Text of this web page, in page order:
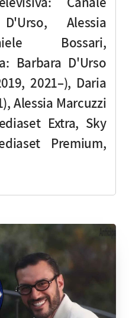
Alessia
Bossari,
Barbara D'Urso
2021–), Daria
Alessia Marcuzzi
Extra, Sky
Premium,